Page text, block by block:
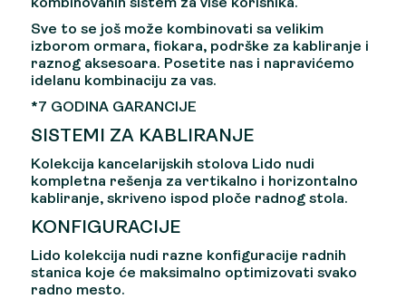
kombinovanih sistem za više korisnika.
Sve to se još može kombinovati sa velikim
izborom ormara, fiokara, podrške za kabliranje i
raznog aksesoara. Posetite nas i napravićemo
idelanu kombinaciju za vas.
*7 GODINA GARANCIJE
SISTEMI ZA KABLIRANJE
Kolekcija kancelarijskih stolova Lido nudi
kompletna rešenja za vertikalno i horizontalno
kabliranje, skriveno ispod ploče radnog stola.
KONFIGURACIJE
Lido kolekcija nudi razne konfiguracije radnih
stanica koje će maksimalno optimizovati svako
radno mesto.